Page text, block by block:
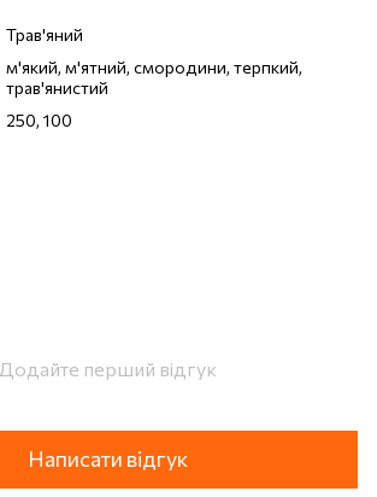
Трав'яний
м'який, м'ятний, смородини, терпкий,
трав'янистий
250, 100
Додайте перший відгук
Написати відгук